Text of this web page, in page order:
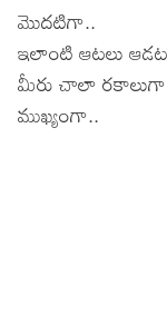
మొదటిగా..
ఇలాంటి ఆటలు
మీరు చాలా
ముఖ్యంగా..